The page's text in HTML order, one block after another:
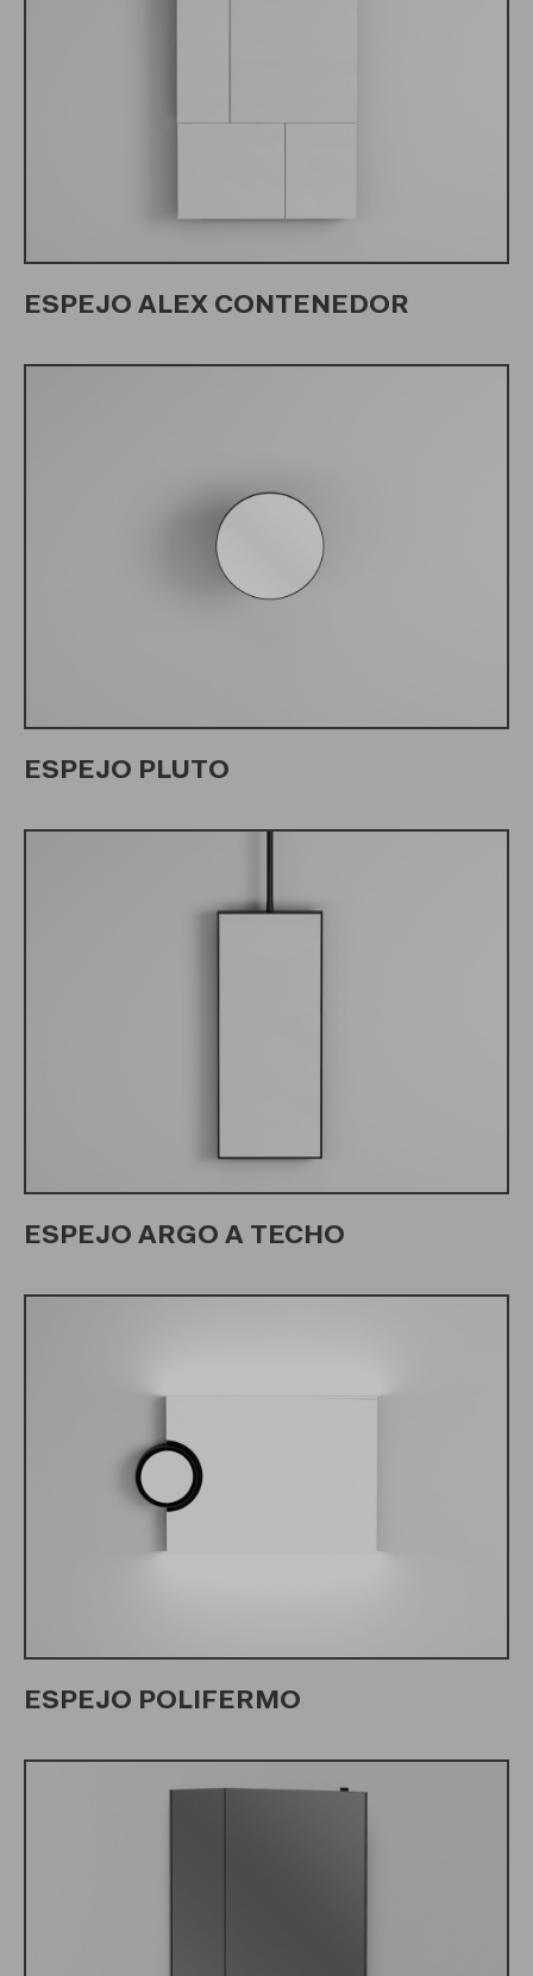
ESPEJO ALEX CONTENEDOR
ESPEJO PLUTO
ESPEJO ARGO A TECHO
ESPEJO POLIFERMO